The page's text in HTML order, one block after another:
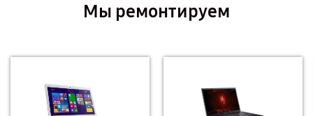
Мы ремонтируем